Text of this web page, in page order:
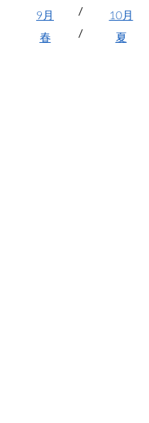
9月
10月
春
夏